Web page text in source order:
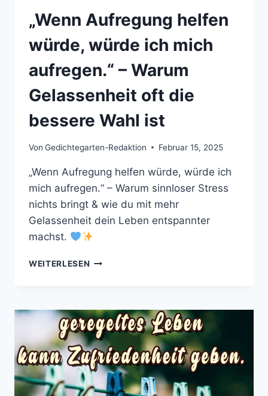
„Wenn Aufregung helfen
würde, würde ich mich
aufregen.“ – Warum
Gelassenheit oft die
bessere Wahl ist
Von Gedichtegarten-Redaktion Februar 15, 2025
„Wenn Aufregung helfen würde, würde ich
mich aufregen.“ – Warum sinnloser Stress
nichts bringt & wie du mit mehr
Gelassenheit dein Leben entspannter
machst.
WEITERLESEN „WENN
WÜRDE
ICH
MICH
AUFREGEN.“
–
WARUM
GELASSENHEIT